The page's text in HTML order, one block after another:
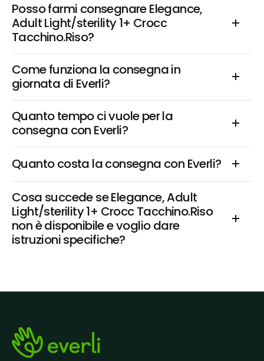
Posso farmi consegnare Elegance,
Adult Light/sterility 1+ Crocc
Tacchino.Riso?
Come funziona la consegna in
giornata di Everli?
Quanto tempo ci vuole per la
consegna con Everli?
Quanto costa la consegna con Everli?
Cosa succede se Elegance, Adult
Light/sterility 1+ Crocc Tacchino.Riso
non è disponibile e voglio dare
istruzioni specifiche?